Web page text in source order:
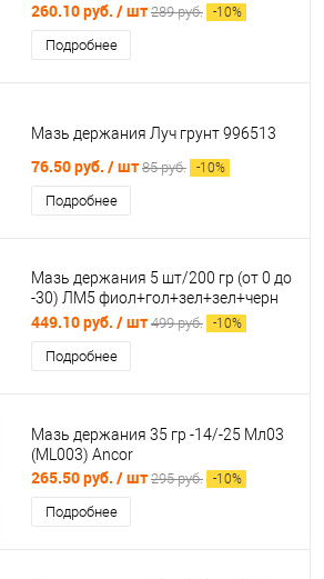
260.10 руб. / шт 289 руб. -10%
Подробнее
Мазь держания Луч грунт 996513
76.50 руб. / шт 85 руб. -10%
Подробнее
Мазь держания 5 шт/200 гр (от 0 до
-30) ЛМ5 фиол+гол+зел+зел+черн
01497
449.10 руб. / шт 499 руб. -10%
Подробнее
Мазь держания 35 гр -14/-25 Мл03
(ML003) Ancor
265.50 руб. / шт 295 руб. -10%
Подробнее